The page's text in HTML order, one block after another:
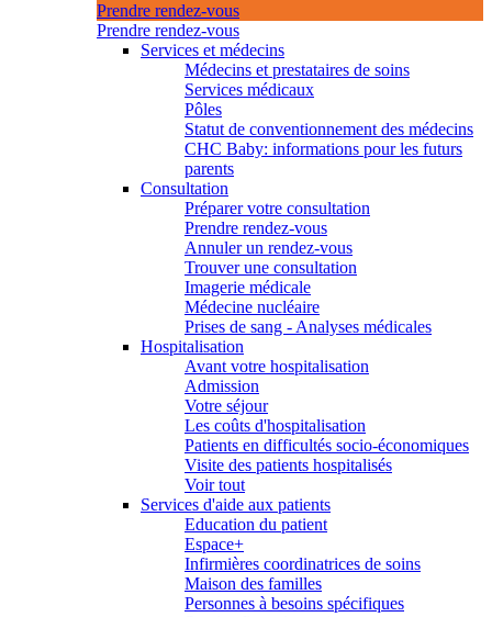
Prendre rendez-vous
Prendre rendez-vous
Services et médecins
Médecins et prestataires de soins
Services médicaux
Pôles
Statut de conventionnement des médecins
CHC Baby: informations pour les futurs
parents
Consultation
Préparer votre consultation
Prendre rendez-vous
Annuler un rendez-vous
Trouver une consultation
Imagerie médicale
Médecine nucléaire
Prises de sang - Analyses médicales
Hospitalisation
Avant votre hospitalisation
Admission
Votre séjour
Les coûts d'hospitalisation
Patients en difficultés socio-économiques
Visite des patients hospitalisés
Voir tout
Services d'aide aux patients
Education du patient
Espace+
Infirmières coordinatrices de soins
Maison des familles
Personnes à besoins spécifiques